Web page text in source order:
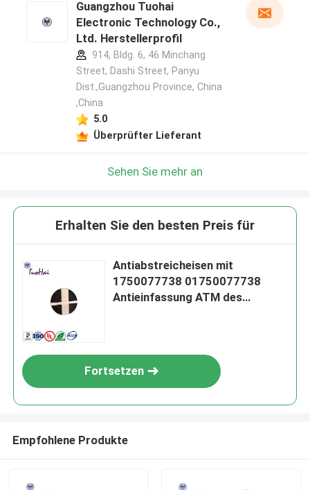
Guangzhou Tuohai
Electronic Technology Co.,
Ltd. Herstellerprofil
914, Bldg. 6, 46 Minchang
Street, Dashi Street, Panyu
Dist.,Guangzhou Province, China
,China
5.0
Überprüfter Lieferant
Sehen Sie mehr an
Erhalten Sie den besten Preis für
Antiabstreicheisen mit
1750077738 01750077738
Antieinfassung ATM des
Fortsetzen
Empfohlene Produkte